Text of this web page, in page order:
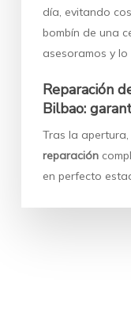
día, evitando
bombín de una
asesoramos y lo
Reparación
Bilbao:
Tras la
reparación
en perfecto